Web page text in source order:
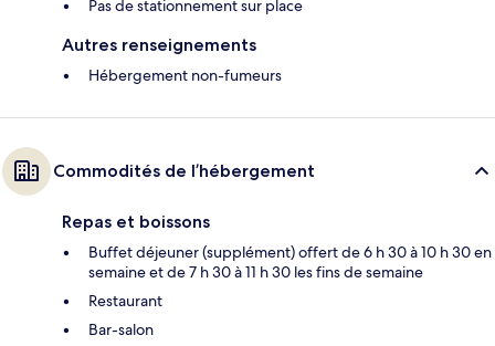
Pas de stationnement sur place
Autres renseignements
Hébergement non-fumeurs
Commodités de l’hébergement
Repas et boissons
Buffet déjeuner (supplément) offert de 6 h 30 à 10 h 30 en
semaine et de 7 h 30 à 11 h 30 les fins de semaine
Restaurant
Bar-salon